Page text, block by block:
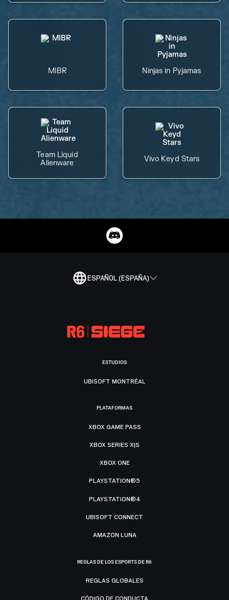
MIBR Ninjas in Pyjamas
Team Liquid
Alienware
Vivo Keyd Stars
ESPAÑOL (ESPAÑA)
ESTUDIOS
UBISOFT MONTRÉAL
PLATAFORMAS
XBOX GAME PASS
XBOX SERIES X|S
XBOX ONE
PLAYSTATION®5
PLAYSTATION®4
UBISOFT CONNECT
AMAZON LUNA
REGLAS DE LOS ESPORTS DE R6
REGLAS GLOBALES